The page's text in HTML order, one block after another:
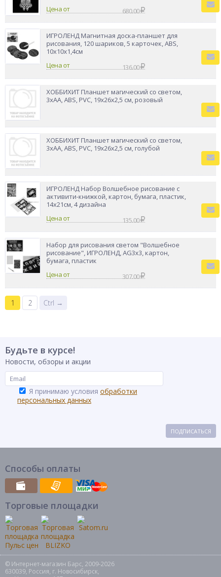
Цена от
680.00
ИГРОЛЕНД Магнитная доска-планшет для
рисования, 120 шариков, 5 карточек, ABS,
10x10x1,4см
Цена от
136.00
ХОББИХИТ Планшет магический со светом,
3хАА, ABS, PVC, 19х26х2,5 см, розовый
ХОББИХИТ Планшет магический со светом,
3хАА, ABS, PVC, 19х26х2,5 см, голубой
ИГРОЛЕНД Набор Волшебное рисование с
активити-книжкой, картон, бумага, пластик,
14х21см, 4 дизайна
Цена от
135.00
Набор для рисования светом "Волшебное
рисование", ИГРОЛЕНД, AG3х3, картон,
бумага, пластик
Цена от
307.00
1 2 Ctrl →
Будьте в курсе!
Новости, обзоры и акции
Я принимаю условия обработки
персональных данных
ПОДПИСАТЬСЯ
Способы оплаты
Торговые площадки
© Интернет-магазин Барс, 2009-2026
630039, Россия, г. Новосибирск,